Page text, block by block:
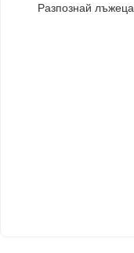
Разпознай лъжеца